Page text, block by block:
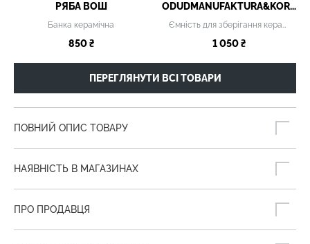
РЯБА ВОШ
Банка керамічна
850 ₴
ODUDMANUFAKTURA&KORNDESIGN
Ємність для зберігання керамічна
1 050 ₴
ПЕРЕГЛЯНУТИ ВСІ ТОВАРИ
ПОВНИЙ ОПИС ТОВАРУ
НАЯВНІСТЬ В МАГАЗИНАХ
ПРО ПРОДАВЦЯ